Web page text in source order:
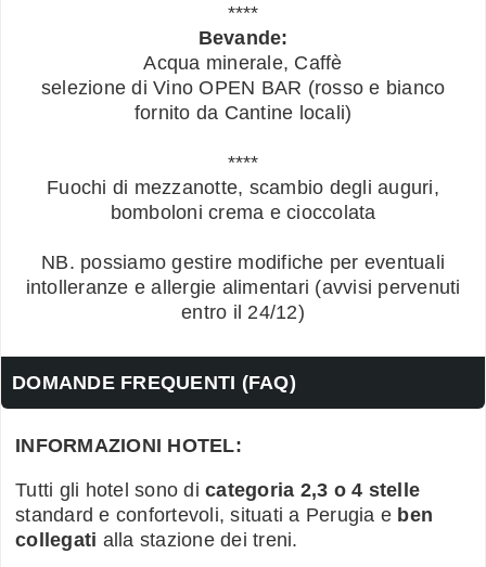
****
Bevande:
Acqua minerale, Caffè
selezione di Vino OPEN BAR (rosso e bianco
fornito da Cantine locali)
****
Fuochi di mezzanotte, scambio degli auguri,
bomboloni crema e cioccolata
NB. possiamo gestire modifiche per eventuali
intolleranze e allergie alimentari (avvisi pervenuti
entro il 24/12)
DOMANDE FREQUENTI (FAQ)
INFORMAZIONI HOTEL:
Tutti gli hotel sono di categoria 2,3 o 4 stelle
standard e confortevoli, situati a Perugia e ben
collegati alla stazione dei treni.